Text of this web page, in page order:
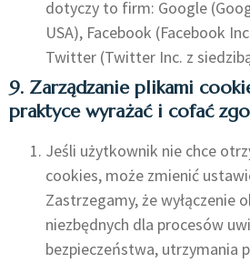
dotyczy to firm: Google
USA), Facebook (Facebook
Twitter (Twitter Inc. z
9. Zarządzanie plikami
praktyce wyrażać i cofać
Jeśli użytkownik nie chce
cookies, może zmienić
Zastrzegamy, że wyłączenie
niezbędnych dla procesów
bezpieczeństwa, utrzymania